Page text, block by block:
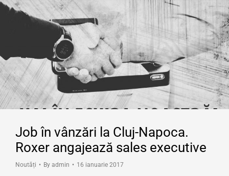
Job în vânzări la Cluj-Napoca.
Roxer angajează sales executive
Noutăți By admin 16 ianuarie 2017